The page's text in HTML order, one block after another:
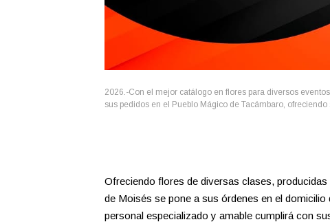
2026.-Con el mejor catálogo en flores para diversos
sus pedidos en el Pueblo Mágico de Tacámbaro,
Ofreciendo flores de diversas clases,
de Moisés se pone a sus órdenes en el
personal especializado y amable cumplirá con